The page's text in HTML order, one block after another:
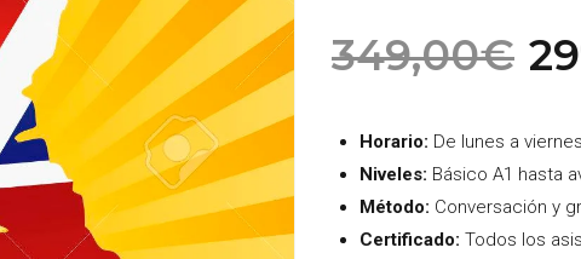
349,00€ El
Horario: De lunes a
Niveles: Básico A1 hasta
Método: Conversación y
Certificado: Todos los